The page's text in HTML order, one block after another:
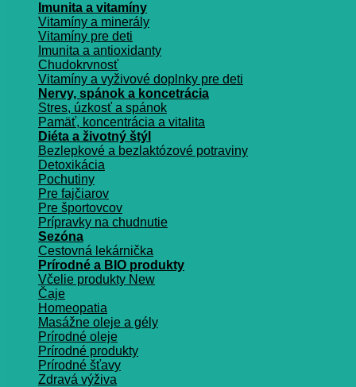
Imunita a vitamíny
Vitamíny a minerály
Vitamíny pre deti
Imunita a antioxidanty
Chudokrvnosť
Vitamíny a vyživové doplnky pre deti
Nervy, spánok a koncetrácia
Stres, úzkosť a spánok
Pamäť, koncentrácia a vitalita
Diéta a životný štýl
Bezlepkové a bezlaktózové potraviny
Detoxikácia
Pochutiny
Pre fajčiarov
Pre športovcov
Prípravky na chudnutie
Sezóna
Cestovná lekárnička
Prírodné a BIO produkty
Včelie produkty
Čaje
Homeopatia
Masážne oleje a gély
Prírodné oleje
Prírodné produkty
Prírodné šťavy
Zdravá výživa